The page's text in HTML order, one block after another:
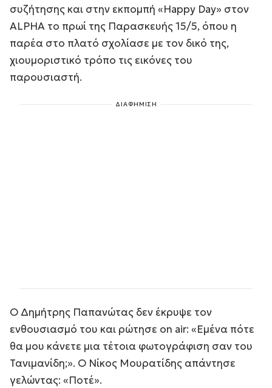
συζήτησης και στην εκπομπή «Happy Day» στον
ALPHA το πρωί της Παρασκευής 15/5, όπου η
παρέα στο πλατό σχολίασε με τον δικό της,
χιουμοριστικό τρόπο τις εικόνες του
παρουσιαστή.
ΔΙΑΦΗΜΙΣΗ
Ο Δημήτρης Παπανώτας δεν έκρυψε τον
ενθουσιασμό του και ρώτησε on air: «Εμένα πότε
θα μου κάνετε μια τέτοια φωτογράφιση σαν του
Τανιμανίδη;». Ο Νίκος Μουρατίδης απάντησε
γελώντας: «Ποτέ».